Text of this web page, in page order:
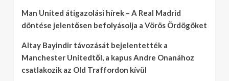
Man United átigazolási hírek – A Real Madrid
döntése jelentősen befolyásolja a Vörös Ördögöket
Altay Bayindir távozását bejelentették a
Manchester Unitedtől, a kapus Andre Onanához
csatlakozik az Old Traffordon kívül